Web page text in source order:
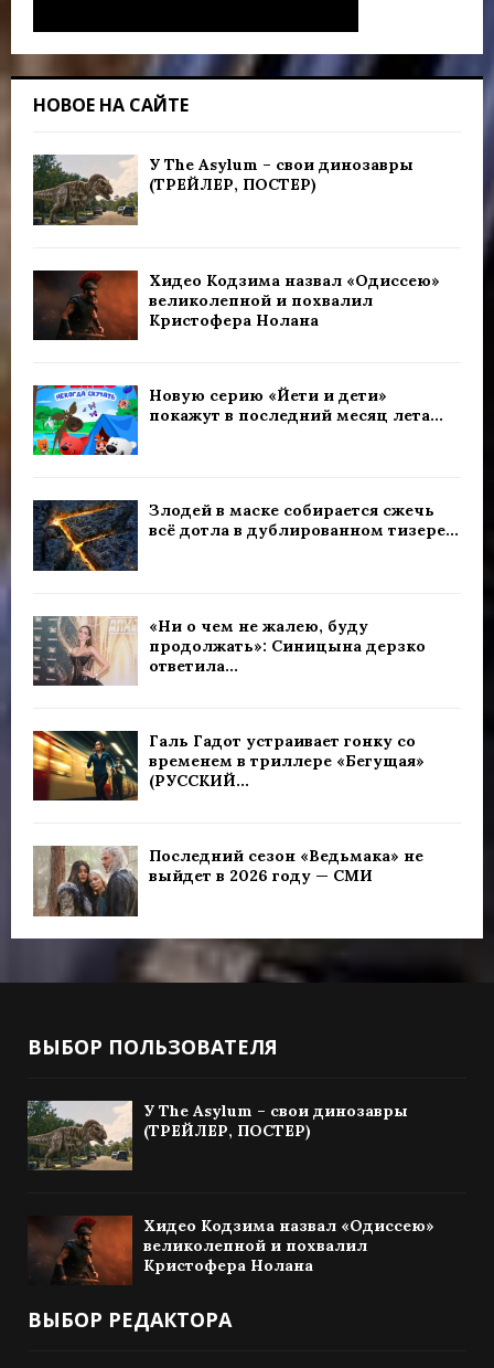
НОВОЕ НА САЙТЕ
У The Asylum – свои динозавры
(ТРЕЙЛЕР, ПОСТЕР)
Хидео Кодзима назвал «Одиссею»
великолепной и похвалил
Кристофера Нолана
Новую серию «Йети и дети»
покажут в последний месяц лета...
Злодей в маске собирается сжечь
всё дотла в дублированном тизере...
«Ни о чем не жалею, буду
продолжать»: Синицына дерзко
ответила...
Галь Гадот устраивает гонку со
временем в триллере «Бегущая»
(РУССКИЙ...
Последний сезон «Ведьмака» не
выйдет в 2026 году — СМИ
ВЫБОР ПОЛЬЗОВАТЕЛЯ
У The Asylum – свои динозавры
(ТРЕЙЛЕР, ПОСТЕР)
Хидео Кодзима назвал «Одиссею»
великолепной и похвалил
Кристофера Нолана
ВЫБОР РЕДАКТОРА